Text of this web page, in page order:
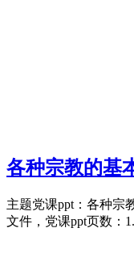
各种宗教的基
主题党课ppt：各种宗
文件，党课ppt页数：